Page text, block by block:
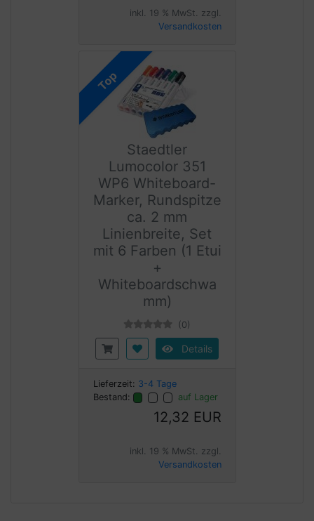
inkl. 19 % MwSt. zzgl.
Versandkosten
Top
Staedtler
Lumocolor 351
WP6 Whiteboard-
Marker, Rundspitze
ca. 2 mm
Linienbreite, Set
mit 6 Farben (1 Etui
+
Whiteboardschwa
mm)
(0)
Details
Lieferzeit: 3-4 Tage
Bestand:
auf Lager
12,32 EUR
inkl. 19 % MwSt. zzgl.
Versandkosten